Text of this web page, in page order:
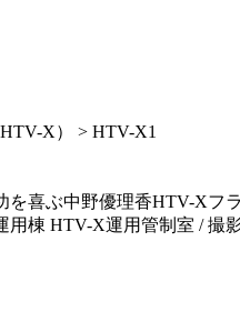
X） > HTV-X1
喜ぶ中野優理香HTV-X
棟 HTV-X運用管制室 / 撮